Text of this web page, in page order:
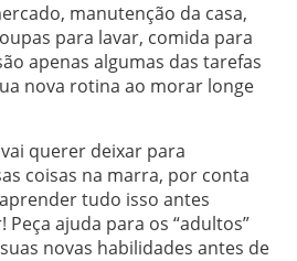
manutenção da casa,
para lavar, comida para
apenas algumas das tarefas
nova rotina ao morar longe
querer deixar para
coisas na marra, por conta
tudo isso antes
ajuda para os “adultos”
novas habilidades antes de